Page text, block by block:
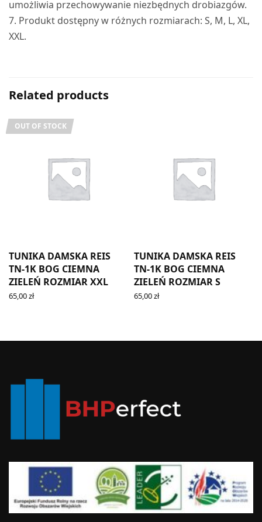
umożliwia przechowywanie niezbędnych drobiazgów.
7. Produkt dostępny w różnych rozmiarach: S, M, L, XL,
XXL.
Related products
OUT OF STOCK
TUNIKA DAMSKA REIS
TN-1K BOG CIEMNA
ZIELEŃ ROZMIAR XXL
65,00zł
TUNIKA DAMSKA REIS
TN-1K BOG CIEMNA
ZIELEŃ ROZMIAR S
65,00zł